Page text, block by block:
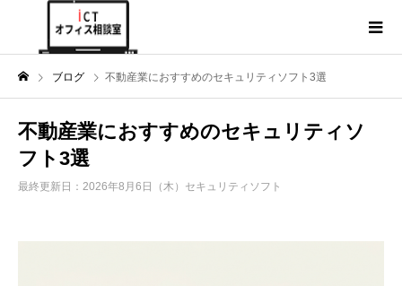
ブログ 不動産業におすすめのセキュリティソフト3選
不動産業におすすめのセキュリティソ
フト3選
最終更新日：2026年8月6日（木） セキュリティソフト